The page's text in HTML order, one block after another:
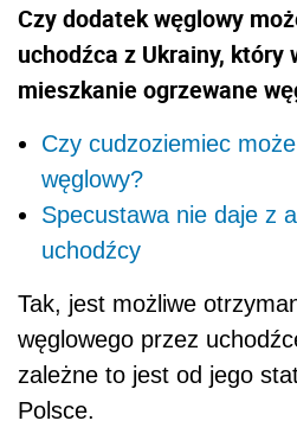
Czy dodatek węglowy
uchodźca z Ukrainy, który
mieszkanie ogrzewane
Czy cudzoziemiec
węglowy?
Specustawa nie daje z
uchodźcy
Tak, jest możliwe
węglowego przez
zależne to jest od jego
Polsce.